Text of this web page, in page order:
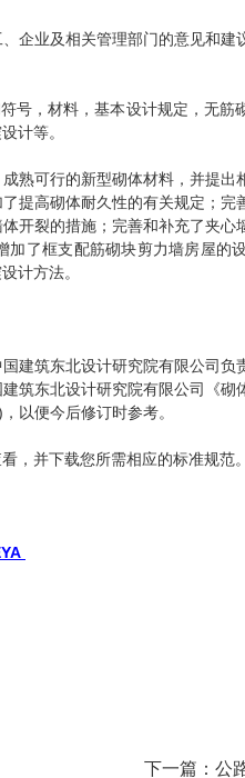
企业及相关管理部门的意见和
号，材料，基本设计规定，无筋
计等。
熟可行的新型砌体材料，并提
提高砌体耐久性的有关规定；
开裂的措施；完善和补充了夹
了框支配筋砌块剪力墙房屋的
计方法。
建筑东北设计研究院有限公司
筑东北设计研究院有限公司《
以便今后修订时参考。
，并下载您所需相应的标准规范。
下一篇： 公路